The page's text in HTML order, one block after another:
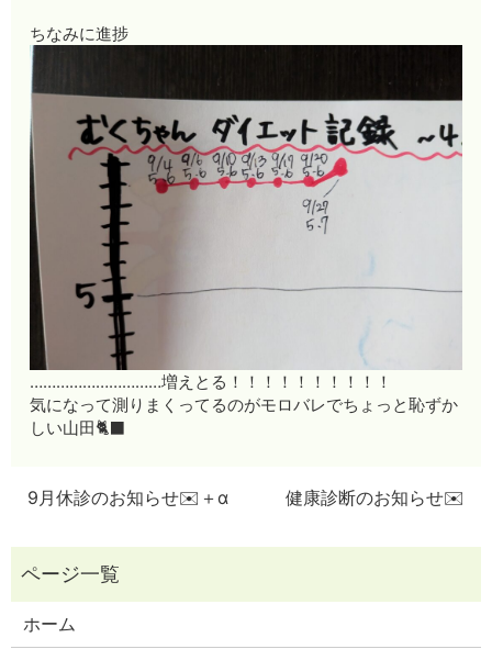
ちなみに進捗
…………………………増えとる！！！！！！！！！！
気になって測りまくってるのがモロバレでちょっと恥ずか
しい山田🐈‍⬛
9月休診のお知らせ✉️＋α 健康診断のお知らせ✉️
ホーム